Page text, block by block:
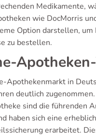
Medikamente,
wie DocMorris
Option darstellen, um
zu bestellen.
Apothekenmarkt in
deutlich
sind die führenden
haben sich eine
erarbeitet.